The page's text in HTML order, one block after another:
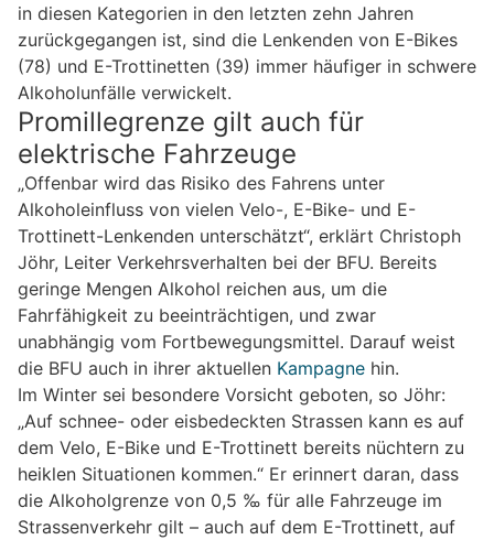
in diesen Kategorien in den letzten zehn Jahren
zurückgegangen ist, sind die Lenkenden von E-Bikes
(78) und E-Trottinetten (39) immer häufiger in schwere
Alkoholunfälle verwickelt.
Promillegrenze gilt auch für
elektrische Fahrzeuge
„Offenbar wird das Risiko des Fahrens unter
Alkoholeinfluss von vielen Velo-, E-Bike- und E-
Trottinett-Lenkenden unterschätzt“, erklärt Christoph
Jöhr, Leiter Verkehrsverhalten bei der BFU. Bereits
geringe Mengen Alkohol reichen aus, um die
Fahrfähigkeit zu beeinträchtigen, und zwar
unabhängig vom Fortbewegungsmittel. Darauf weist
die BFU auch in ihrer aktuellen Kampagne hin.
Im Winter sei besondere Vorsicht geboten, so Jöhr:
„Auf schnee- oder eisbedeckten Strassen kann es auf
dem Velo, E-Bike und E-Trottinett bereits nüchtern zu
heiklen Situationen kommen.“ Er erinnert daran, dass
die Alkoholgrenze von 0,5 ‰ für alle Fahrzeuge im
Strassenverkehr gilt – auch auf dem E-Trottinett, auf